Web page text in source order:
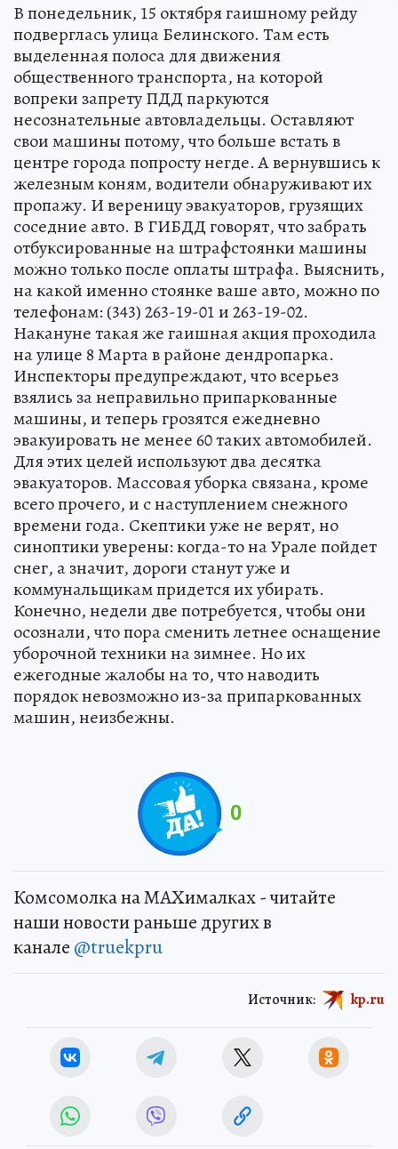
В понедельник, 15 октября гаишному рейду
подверглась улица Белинского. Там есть
выделенная полоса для движения
общественного транспорта, на которой
вопреки запрету ПДД паркуются
несознательные автовладельцы. Оставляют
свои машины потому, что больше встать в
центре города попросту негде. А вернувшись к
железным коням, водители обнаруживают их
пропажу. И вереницу эвакуаторов, грузящих
соседние авто. В ГИБДД говорят, что забрать
отбуксированные на штрафстоянки машины
можно только после оплаты штрафа. Выяснить,
на какой именно стоянке ваше авто, можно по
телефонам: (343) 263-19-01 и 263-19-02.
Накануне такая же гаишная акция проходила
на улице 8 Марта в районе дендропарка.
Инспекторы предупреждают, что всерьез
взялись за неправильно припаркованные
машины, и теперь грозятся ежедневно
эвакуировать не менее 60 таких автомобилей.
Для этих целей используют два десятка
эвакуаторов. Массовая уборка связана, кроме
всего прочего, и с наступлением снежного
времени года. Скептики уже не верят, но
синоптики уверены: когда-то на Урале пойдет
снег, а значит, дороги станут уже и
коммунальщикам придется их убирать.
Конечно, недели две потребуется, чтобы они
осознали, что пора сменить летнее оснащение
уборочной техники на зимнее. Но их
ежегодные жалобы на то, что наводить
порядок невозможно из-за припаркованных
машин, неизбежны.
0
Комсомолка на MAXималках - читайте
наши новости раньше других в
канале @truekpru
Источник: kp.ru